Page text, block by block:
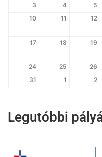
3 4 5
10
11 12
17 18 19
24 25 26
31
1 2
Legutóbbi